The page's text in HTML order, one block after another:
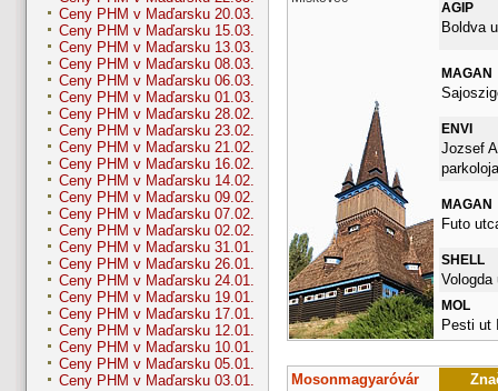
Ceny PHM v Maďarsku 20.03.
Ceny PHM v Maďarsku 15.03.
Ceny PHM v Maďarsku 13.03.
Ceny PHM v Maďarsku 08.03.
Ceny PHM v Maďarsku 06.03.
Ceny PHM v Maďarsku 01.03.
Ceny PHM v Maďarsku 28.02.
Ceny PHM v Maďarsku 23.02.
Ceny PHM v Maďarsku 21.02.
Ceny PHM v Maďarsku 16.02.
Ceny PHM v Maďarsku 14.02.
Ceny PHM v Maďarsku 09.02.
Ceny PHM v Maďarsku 07.02.
Ceny PHM v Maďarsku 02.02.
Ceny PHM v Maďarsku 31.01.
Ceny PHM v Maďarsku 26.01.
Ceny PHM v Maďarsku 24.01.
Ceny PHM v Maďarsku 19.01.
Ceny PHM v Maďarsku 17.01.
Ceny PHM v Maďarsku 12.01.
Ceny PHM v Maďarsku 10.01.
Ceny PHM v Maďarsku 05.01.
Ceny PHM v Maďarsku 03.01.
AGIP
Boldva
MAGAN
ENVI
Jozsef
MAGAN
Futo
SHELL
Vologda
MOL
Pesti ut
Mosonmagyaróvár